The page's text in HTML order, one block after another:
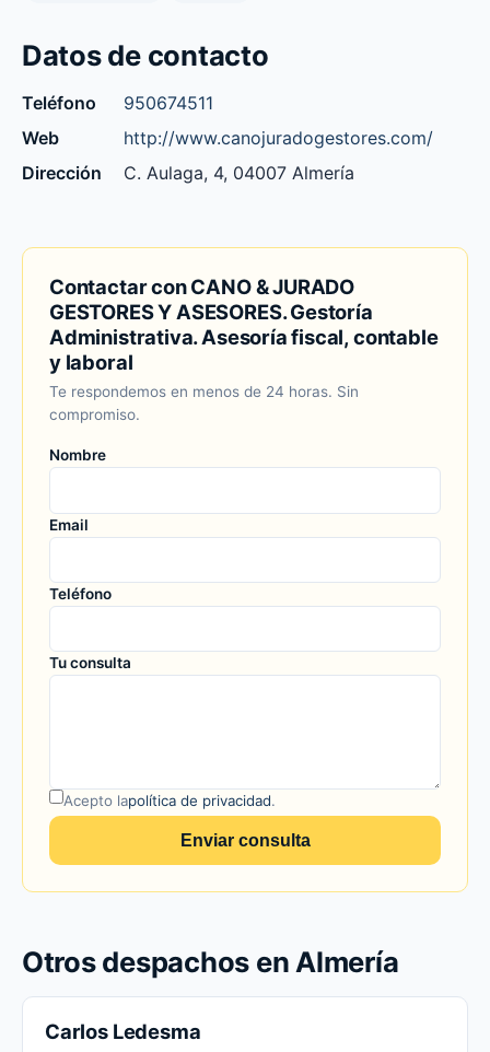
Datos de contacto
Teléfono
950674511
Web
http://www.canojuradogestores.com/
Dirección
C. Aulaga, 4, 04007 Almería
Contactar con CANO & JURADO
GESTORES Y ASESORES. Gestoría
Administrativa. Asesoría fiscal, contable
y laboral
Te respondemos en menos de 24 horas. Sin
compromiso.
Nombre
Email
Teléfono
Tu consulta
Acepto lapolítica de privacidad.
Enviar consulta
Otros despachos en Almería
Carlos Ledesma